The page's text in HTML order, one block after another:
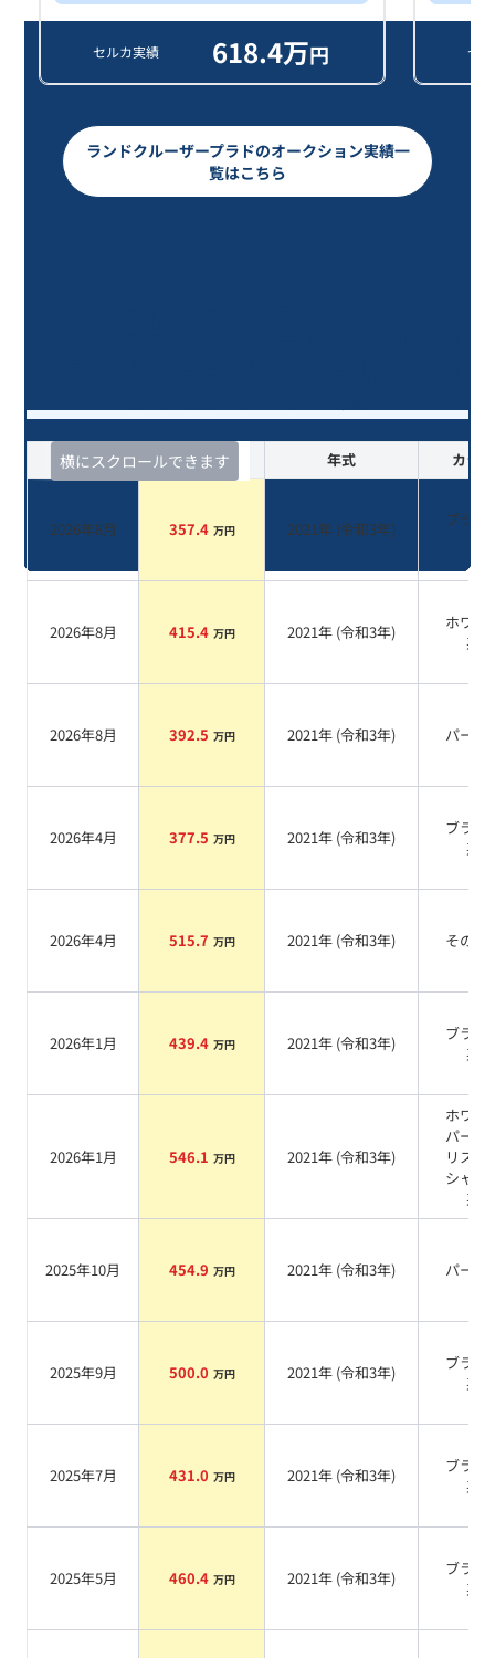
セルカ実績 618.4万円 セ
ランドクルーザープラドのオークション実績一
覧はこちら
横にスクロールできます
査定時期 セルカ実績 年式 カラー
2026年8月 357.4 万円 2021年 (令和3年)
ブラッ
系
2026年8月 415.4 万円 2021年 (令和3年)
ホワイ
系
2026年8月 392.5 万円 2021年 (令和3年) パール
2026年4月 377.5 万円 2021年 (令和3年)
ブラッ
系
2026年4月 515.7 万円 2021年 (令和3年) その他
2026年1月 439.4 万円 2021年 (令和3年)
ブラッ
系
2026年1月 546.1 万円 2021年 (令和3年)
ホワイ
パール
リスタ
シャイ
系
2025年10月 454.9 万円 2021年 (令和3年) パール
2025年9月 500.0 万円 2021年 (令和3年)
ブラッ
系
2025年7月 431.0 万円 2021年 (令和3年)
ブラッ
系
2025年5月 460.4 万円 2021年 (令和3年)
ブラッ
系